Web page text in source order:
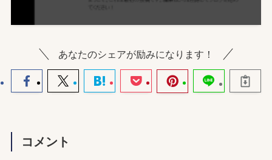
あなたのシェアが励みになります！
コメント